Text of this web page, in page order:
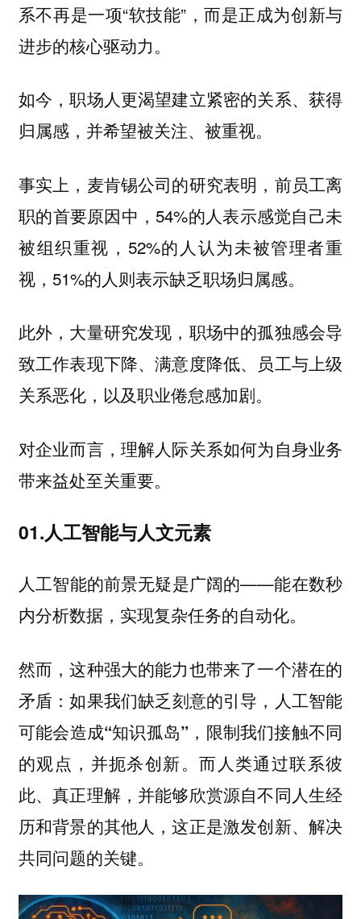
系不再是一项“软技能”，而是正成为创新与
进步的核心驱动力。
如今，职场人更渴望建立紧密的关系、获得
归属感，并希望被关注、被重视。
事实上，麦肯锡公司的研究表明，前员工离
职的首要原因中，54%的人表示感觉自己未
被组织重视，52%的人认为未被管理者重
视，51%的人则表示缺乏职场归属感。
此外，大量研究发现，职场中的孤独感会导
致工作表现下降、满意度降低、员工与上级
关系恶化，以及职业倦怠感加剧。
对企业而言，理解人际关系如何为自身业务
带来益处至关重要。
01.人工智能与人文元素
人工智能的前景无疑是广阔的——能在数秒
内分析数据，实现复杂任务的自动化。
然而，这种强大的能力也带来了一个潜在的
矛盾：如果我们缺乏刻意的引导，人工智能
可能会造成“知识孤岛” ，限制我们接触不同
的观点，并扼杀创新。而人类通过联系彼
此、真正理解，并能够欣赏源自不同人生经
历和背景的其他人，这正是激发创新、解决
共同问题的关键。